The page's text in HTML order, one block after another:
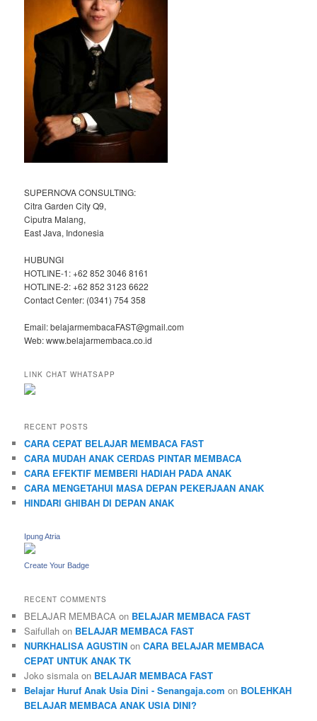
SUPERNOVA CONSULTING:
Citra Garden City Q9,
Ciputra Malang,
East Java, Indonesia
HUBUNGI
HOTLINE-1: +62 852 3046 8161
HOTLINE-2: +62 852 3123 6622
Contact Center: (0341) 754 358
Email: belajarmembacaFAST@gmail.com
Web: www.belajarmembaca.co.id
LINK CHAT WHATSAPP
RECENT POSTS
CARA CEPAT BELAJAR MEMBACA FAST
CARA MUDAH ANAK CERDAS PINTAR MEMBACA
CARA EFEKTIF MEMBERI HADIAH PADA ANAK
CARA MENGETAHUI MASA DEPAN PEKERJAAN ANAK
HINDARI GHIBAH DI DEPAN ANAK
Ipung Atria
Create Your Badge
RECENT COMMENTS
BELAJAR MEMBACA on BELAJAR MEMBACA FAST
Saifullah on BELAJAR MEMBACA FAST
NURKHALISA AGUSTIN onCARA BELAJAR MEMBACA
CEPAT UNTUK ANAK TK
Joko sismala on BELAJAR MEMBACA FAST
Belajar Huruf Anak Usia Dini - Senangaja.com on BOLEHKAH
BELAJAR MEMBACA ANAK USIA DINI?